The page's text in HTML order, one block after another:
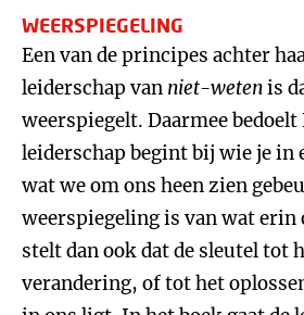
WEERSPIEGELING
Een van de principes achter
leiderschap van niet-wetenis
weerspiegelt. Daarmee
leiderschap begint bij wie je in
wat we om ons heen zien
weerspiegeling is van wat erin
stelt dan ook dat de sleutel tot
verandering, of tot het